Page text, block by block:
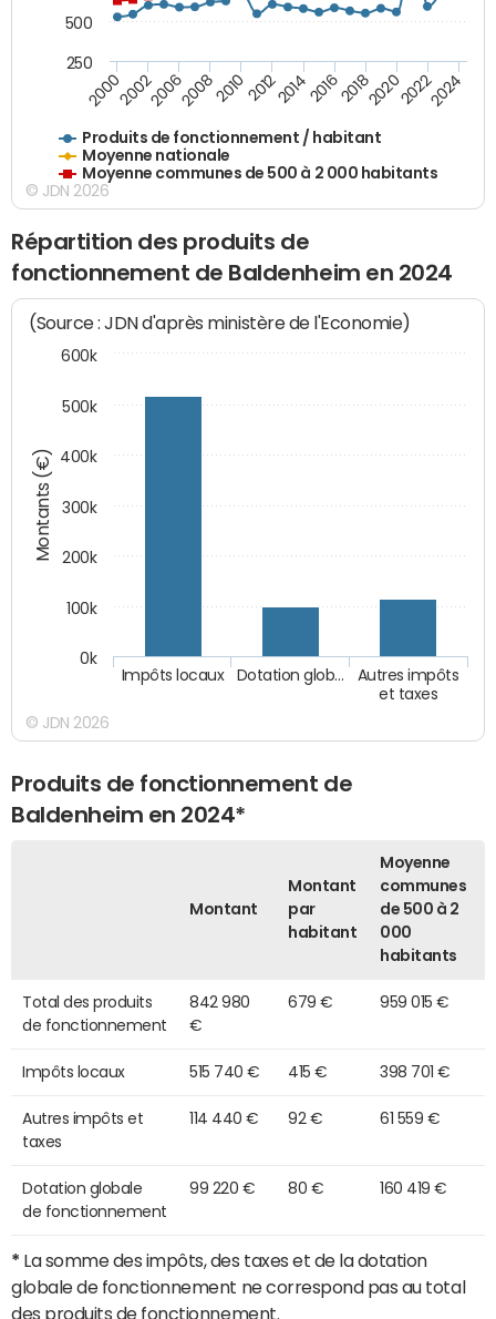
Produits de fonctionnement / habitant
Moyenne nationale
Moyenne communes de 500 à 2 000 habitants
200020022006200820102012201420162018202020222024
250
500
© JDN 2026
Répartition des produits de
fonctionnement de Baldenheim en 2024
Montants (€)
(Source : JDN d'après ministère de l'Economie)
Autres impôts
et taxes
Dotation glob…
Impôts locaux
0k
100k
200k
300k
400k
500k
600k
© JDN 2026
Produits de fonctionnement de
Baldenheim en 2024*
Montant
Montant
par
habitant
Moyenne
communes
de 500 à 2
000
habitants
Total des produits
de fonctionnement
842 980
€
679 € 959 015 €
Impôts locaux 515 740 € 415 € 398 701 €
Autres impôts et
taxes
114 440 € 92 € 61 559 €
Dotation globale
de fonctionnement
99 220 € 80 € 160 419 €
* La somme des impôts, des taxes et de la dotation
globale de fonctionnement ne correspond pas au total
des produits de fonctionnement.